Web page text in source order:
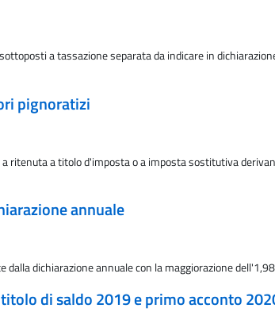
a tassazione separata da indicare in
pignoratizi
a titolo d'imposta o a imposta sostitutiva
annuale
dichiarazione annuale con la maggiorazione
di saldo 2019 e primo acconto